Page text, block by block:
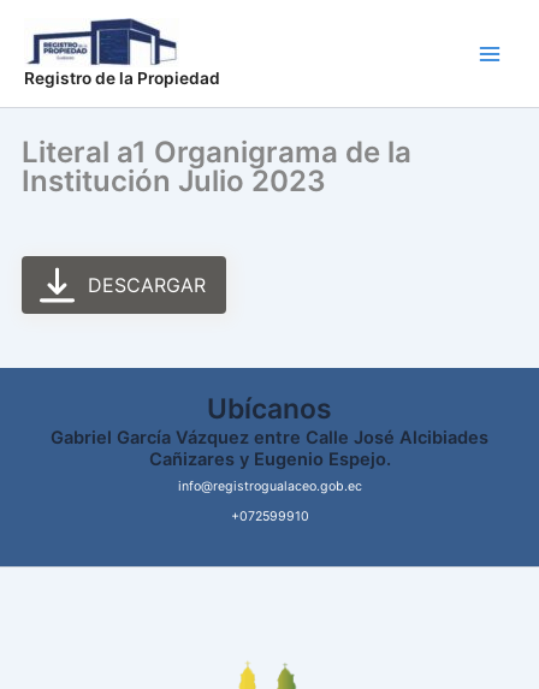
contenido
Registro de la Propiedad
Literal a1 Organigrama de la
Institución Julio 2023
DESCARGAR
Ubícanos
Gabriel García Vázquez entre Calle José Alcibiades
Cañizares y Eugenio Espejo.
info@registrogualaceo.gob.ec
+072599910